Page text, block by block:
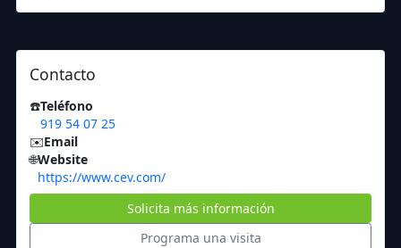
Contacto
☎️Teléfono
919 54 07 25
✉️Email
🌐Website
https://www.cev.com/
Solicita más información
Programa una visita